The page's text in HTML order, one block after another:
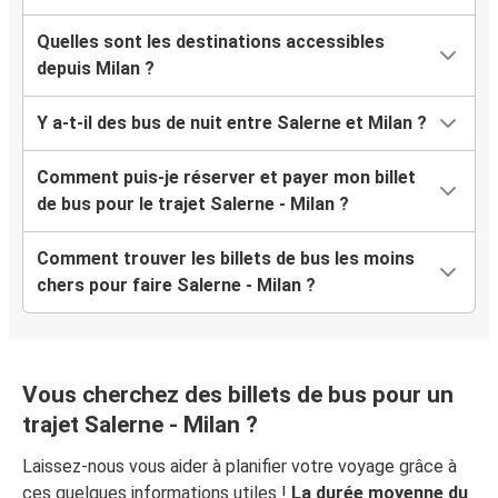
Quelles sont les destinations accessibles
depuis Milan ?
Y a-t-il des bus de nuit entre Salerne et Milan ?
Comment puis-je réserver et payer mon billet
de bus pour le trajet Salerne - Milan ?
Comment trouver les billets de bus les moins
chers pour faire Salerne - Milan ?
Vous cherchez des billets de bus pour un
trajet Salerne - Milan ?
Laissez-nous vous aider à planifier votre voyage grâce à
ces quelques informations utiles ! La durée moyenne du